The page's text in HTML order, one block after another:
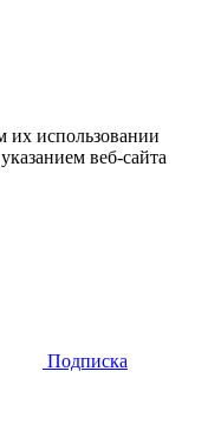
их использовании
веб-сайта
Подписка